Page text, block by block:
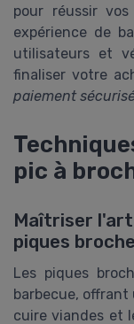
pour réussir
expérience de
utilisateurs et
finaliser votre
paiement
pic à
Maîtriser l'art
piques
Les piques
barbecue,
cuire viandes et